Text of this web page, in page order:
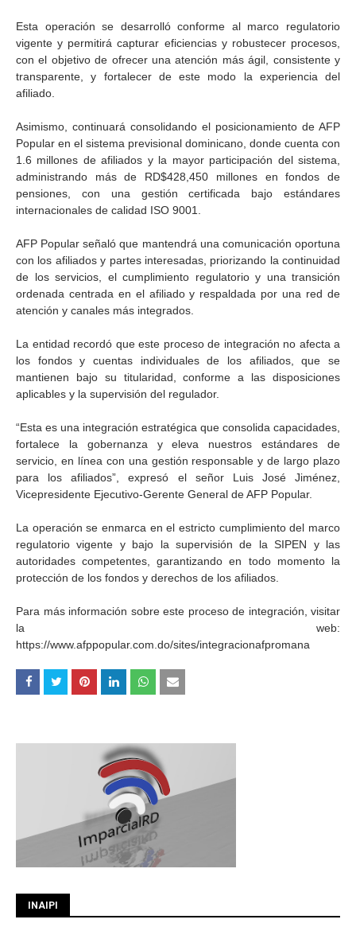
Esta operación se desarrolló conforme al marco regulatorio
vigente y permitirá capturar eficiencias y robustecer procesos,
con el objetivo de ofrecer una atención más ágil, consistente y
transparente, y fortalecer de este modo la experiencia del
afiliado.
Asimismo, continuará consolidando el posicionamiento de AFP
Popular en el sistema previsional dominicano, donde cuenta con
1.6 millones de afiliados y la mayor participación del sistema,
administrando más de RD$428,450 millones en fondos de
pensiones, con una gestión certificada bajo estándares
internacionales de calidad ISO 9001.
AFP Popular señaló que mantendrá una comunicación oportuna
con los afiliados y partes interesadas, priorizando la continuidad
de los servicios, el cumplimiento regulatorio y una transición
ordenada centrada en el afiliado y respaldada por una red de
atención y canales más integrados.
La entidad recordó que este proceso de integración no afecta a
los fondos y cuentas individuales de los afiliados, que se
mantienen bajo su titularidad, conforme a las disposiciones
aplicables y la supervisión del regulador.
“Esta es una integración estratégica que consolida capacidades,
fortalece la gobernanza y eleva nuestros estándares de
servicio, en línea con una gestión responsable y de largo plazo
para los afiliados”, expresó el señor Luis José Jiménez,
Vicepresidente Ejecutivo-Gerente General de AFP Popular.
La operación se enmarca en el estricto cumplimiento del marco
regulatorio vigente y bajo la supervisión de la SIPEN y las
autoridades competentes, garantizando en todo momento la
protección de los fondos y derechos de los afiliados.
Para más información sobre este proceso de integración, visitar
la web:
https://www.afppopular.com.do/sites/integracionafpromana
INAIPI